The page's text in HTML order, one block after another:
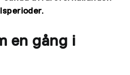
en gång i